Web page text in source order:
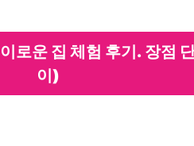
로운 집 체험 후기. 장점
이)